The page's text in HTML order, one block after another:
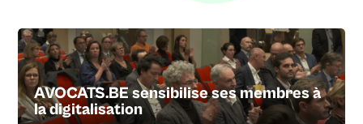
AVOCATS.BE sensibilise ses membres à
la digitalisation